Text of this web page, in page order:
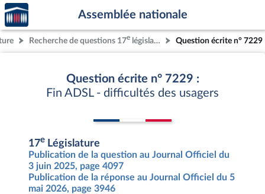
Aller au contenu
Aller en bas de la page
Accèder
à la
page
d'accueil
Assemblée nationale
Recherche de questions 17e législature Question écrite n° 7229
Question écrite n° 7229 :
Fin ADSL - difficultés des usagers
17e Législature
Publication de la question au Journal Officiel du
3 juin 2025, page 4097
Publication de la réponse au Journal Officiel du 5
mai 2026, page 3946